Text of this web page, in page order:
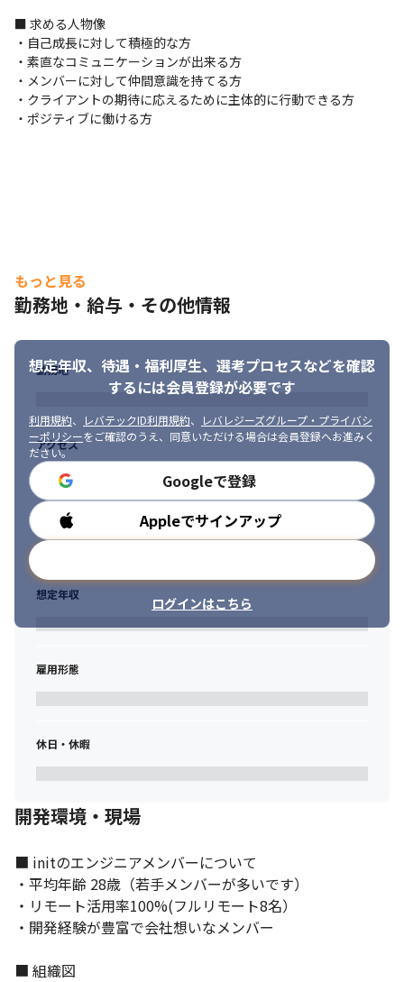
がら最適な開発プロジェクトへのアサインを行っています。プロ
ジェクトの参画期間についてもエンジニア本人の希望とキャリア
アップをベースとして設定するため、無理なく長期的な成長を実
現することが可能です。
3.案件決定
参画後も、定期的なSlackでの連絡・代表や営業との1on1でのキ
ャリアや働き方の相談等、
■init CRED（行動指針）
1.常に変化を求めて挑戦する
3. 成長するためにプライベートを大切にする
4. スキルよりも人柄を重視する
《メッセージ｜代表取締役 ヤマタク》
人は、成長する意欲さえあれば、後は最適な環境に身を投じるこ
とで自然と成長することができると私は確信しています。
だからこそ init では、「誰もが安心して成長できる環境を創る」
をビジョンに掲げ、一人でも多くの成長を支えられる存在であり
たいと考えています。
社員一人ひとりの考える、キャリアビジョンを明確にし
少しでもinitに興味を持って頂いた方は、是非一度カジュアルに話
しましょう。お会いできることを、心より楽しみにお待ちしてお
ります。
代表取締役
ヤマタク
■ 求める人物像
・自己成長に対して積極的な方
・素直なコミュニケーションが出来る方
・メンバーに対して仲間意識を持てる方
・クライアントの期待に応えるために主体的に行動できる方
・ポジティブに働ける方
もっと見る
勤務地・給与・その他情報
想定年収、待遇・福利厚生、 選考プロセスなどを確認
するには会員登録が必要です
利用規約、 レバテックID利用規約、
レバレジーズグループ・プライバシ
ーポリシーをご確認のうえ、同意いただける場合は会員登録へお進みく
ださい。
Googleで登録
Appleでサインアップ
ログインはこちら
勤務地
アクセス
勤務時間
想定年収
雇用形態
休日・休暇
開発環境・現場
■ initのエンジニアメンバーについて
・平均年齢 28歳（若手メンバーが多いです）
・リモート活用率100%(フルリモート8名）
・開発経験が豊富で会社想いなメンバー
■ 組織図